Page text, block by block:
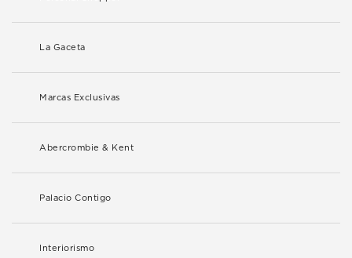
La Gaceta
Marcas Exclusivas
Abercrombie & Kent
Palacio Contigo
Interiorismo